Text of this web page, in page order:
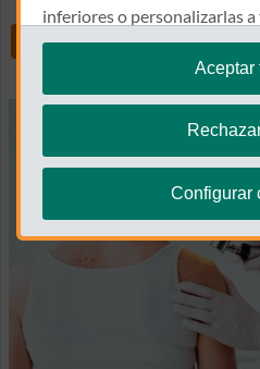
inferiores o personalizarlas
en"configurar cookies".
Te recordamos que puedes
cookies en cualquier
Aceptar
Configurar